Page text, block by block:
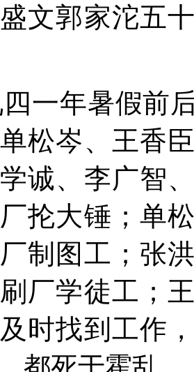
文郭家沱五
一年暑假前
松岑、王香
诚、李广智
抡大锤；单
制图工；张
厂学徒工；
时找到工作